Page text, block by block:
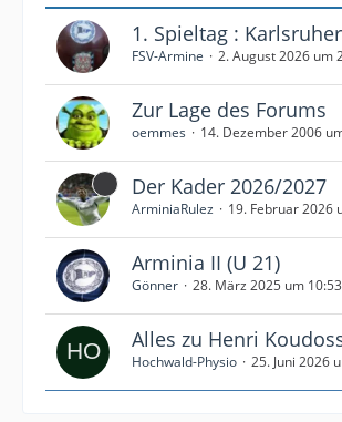
1. Spieltag :
FSV-Armine 2. August 2026 um
Zur Lage des Forums
oemmes 14. Dezember 2006
Der Kader 2026/2027
ArminiaRulez 19. Februar 2026
Arminia II (U 21)
Gönner 28. März 2025 um 10:53
Alles zu Henri
Hochwald-Physio 25. Juni 2026